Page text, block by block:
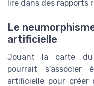
lire dans des rapports
Le
artificielle
Jouant la carte du
pourrait s'associer
artificielle pour